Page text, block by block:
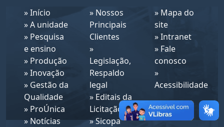
»Início
»A unidade
» Pesquisa
e ensino
» Produção
»Inovação
» Gestão da
Qualidade
» ProÚnica
» Notícias
» Nossos
Principais
Clientes
»
Legislação,
Respaldo
legal
» Editais da
Licitação
»Sicopa
» Mapa do
site
»Intranet
» Fale
conosco
»
Acessibilidade